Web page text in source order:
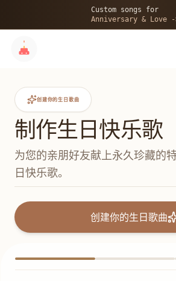
Custom songs for
Anniversary & Love -
创建你的生日歌曲
制作生日快乐歌
为您的亲朋好友献上永久珍藏的
日快乐歌。
创建你的生日歌曲